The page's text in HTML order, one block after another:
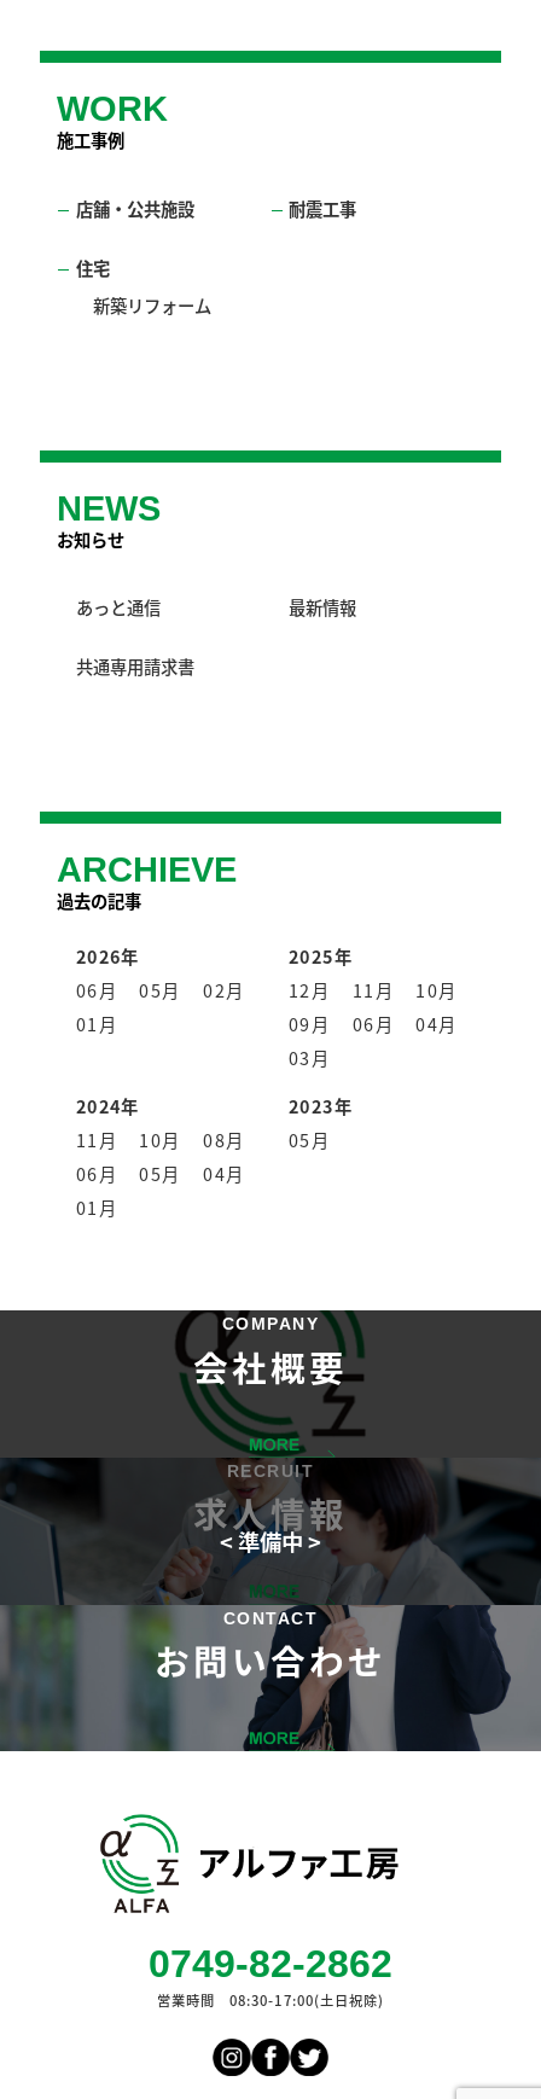
WORK
施工事例
店舗・公共施設 耐震工事
住宅
新築リフォーム
NEWS
お知らせ
あっと通信 最新情報
共通専用請求書
ARCHIEVE
過去の記事
2026年
06月
05月
02月
01月
2025年
12月
11月
10月
09月
06月
04月
03月
2024年
11月
10月
08月
06月
05月
04月
01月
2023年
05月
COMPANY
会社概要
RECRUIT
求人情報
CONTACT
お問い合わせ
0749-82-2862
営業時間 08:30-17:00(土日祝除)